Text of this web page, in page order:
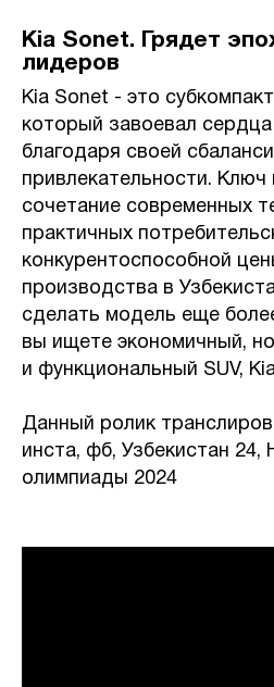
Kia Sonet. Грядет
лидеров
Kia Sonet - это
который завоевал сердца
благодаря своей
привлекательности. Ключ
сочетание современных
практичных
конкурентоспособной
производства в
сделать модель еще
вы ищете экономичный,
и функциональный SUV,
Данный ролик
инста, фб, Узбекистан
олимпиады 2024